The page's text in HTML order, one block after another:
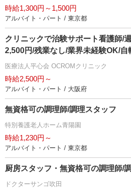
時給1,300円～1,500円
アルバイト・パート / 東京都
クリニックで治験サポート看護師/
2,500円/残業なし/業界未経験OK/自
医療法人平心会 OCROMクリニック
時給2,500円～
アルバイト・パート / 大阪府
無資格可の調理師/調理スタッフ
特別養護老人ホーム青陽園
時給1,230円～
アルバイト・パート / 東京都
厨房スタッフ・無資格可の調理師/
ドクターサンゴ吹田